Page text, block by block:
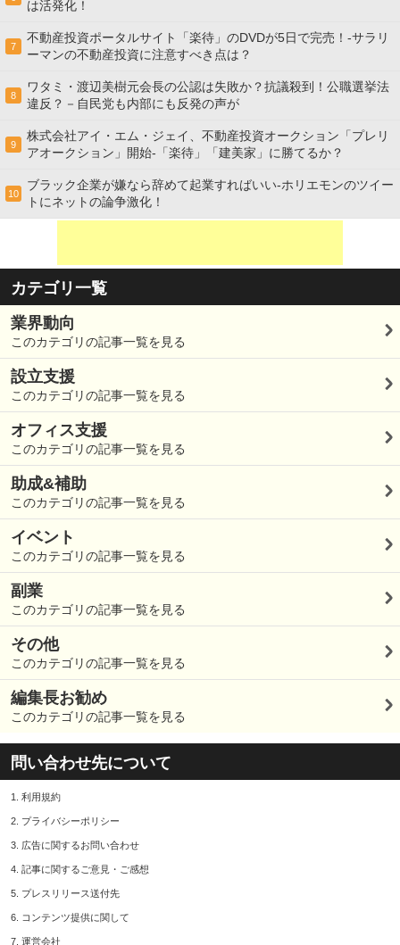
は活発化！
7
不動産投資ポータルサイト「楽待」のDVDが5日で完売！-サラリ
ーマンの不動産投資に注意すべき点は？
8
ワタミ・渡辺美樹元会長の公認は失敗か？抗議殺到！公職選挙法
違反？－自民党も内部にも反発の声が
9
株式会社アイ・エム・ジェイ、不動産投資オークション「プレリ
アオークション」開始-「楽待」「建美家」に勝てるか？
10
ブラック企業が嫌なら辞めて起業すればいい-ホリエモンのツイー
トにネットの論争激化！
カテゴリ一覧
業界動向
このカテゴリの記事一覧を見る
設立支援
このカテゴリの記事一覧を見る
オフィス支援
このカテゴリの記事一覧を見る
助成&補助
このカテゴリの記事一覧を見る
イベント
このカテゴリの記事一覧を見る
副業
このカテゴリの記事一覧を見る
その他
このカテゴリの記事一覧を見る
編集長お勧め
このカテゴリの記事一覧を見る
問い合わせ先について
1. 利用規約
2. プライバシーポリシー
3. 広告に関するお問い合わせ
4. 記事に関するご意見・ご感想
5. プレスリリース送付先
6. コンテンツ提供に関して
7. 運営会社